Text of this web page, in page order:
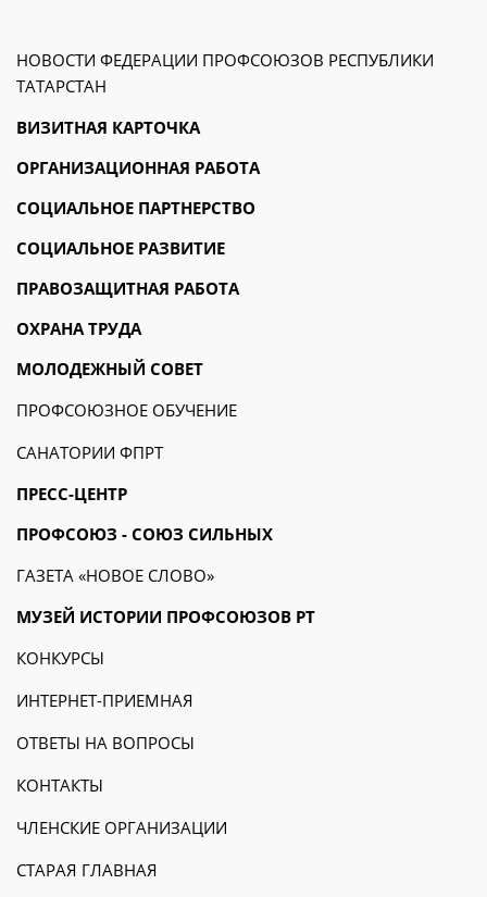
НОВОСТИ ФЕДЕРАЦИИ ПРОФСОЮЗОВ РЕСПУБЛИКИ
ТАТАРСТАН
ВИЗИТНАЯ КАРТОЧКА
ОРГАНИЗАЦИОННАЯ РАБОТА
СОЦИАЛЬНОЕ ПАРТНЕРСТВО
СОЦИАЛЬНОЕ РАЗВИТИЕ
ПРАВОЗАЩИТНАЯ РАБОТА
ОХРАНА ТРУДА
МОЛОДЕЖНЫЙ СОВЕТ
ПРОФСОЮЗНОЕ ОБУЧЕНИЕ
САНАТОРИИ ФПРТ
ПРЕСС-ЦЕНТР
ПРОФСОЮЗ - СОЮЗ СИЛЬНЫХ
ГАЗЕТА «НОВОЕ СЛОВО»
МУЗЕЙ ИСТОРИИ ПРОФСОЮЗОВ РТ
КОНКУРСЫ
ИНТЕРНЕТ-ПРИЕМНАЯ
ОТВЕТЫ НА ВОПРОСЫ
КОНТАКТЫ
ЧЛЕНСКИЕ ОРГАНИЗАЦИИ
СТАРАЯ ГЛАВНАЯ